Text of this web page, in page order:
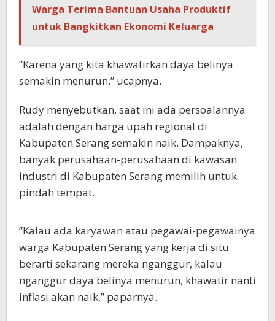
Warga Terima Bantuan Usaha Produktif
untuk Bangkitkan Ekonomi Keluarga
”Karena yang kita khawatirkan daya belinya
semakin menurun,” ucapnya.
Rudy menyebutkan, saat ini ada persoalannya
adalah dengan harga upah regional di
Kabupaten Serang semakin naik. Dampaknya,
banyak perusahaan-perusahaan di kawasan
industri di Kabupaten Serang memilih untuk
pindah tempat.
”Kalau ada karyawan atau pegawai-pegawainya
warga Kabupaten Serang yang kerja di situ
berarti sekarang mereka nganggur, kalau
nganggur daya belinya menurun, khawatir nanti
inflasi akan naik,” paparnya.